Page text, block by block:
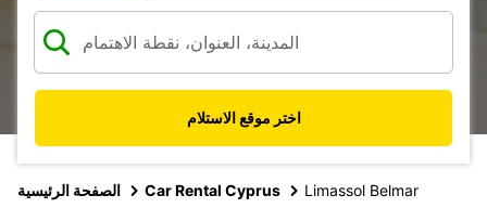
اختر موقع الاستلام
الصفحة الرئيسية Car Rental Cyprus Limassol Belmar